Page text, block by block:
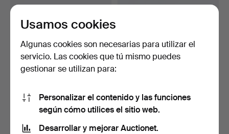
COLLAR PERLAS con
ARETES, cierre en plata …
Subastado 29 ago 2023
CONJUNTO DE JOYERÍA,
Subastado 2 jun 2023
Usamos cookies
Algunas cookies son necesarias para utilizar el
servicio. Las cookies que tú mismo puedes
gestionar se utilizan para:
Personalizar el contenido y las funciones
según cómo utilices el sitio web.
Desarrollar y mejorar Auctionet.